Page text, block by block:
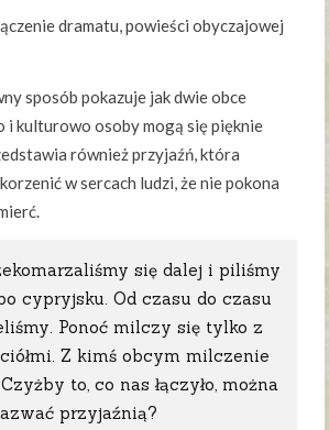
dramatu, powieści obyczajowej
sposób pokazuje jak dwie obce
i kulturowo osoby mogą się pięknie
również przyjaźń, która
w sercach ludzi, że nie pokona
się dalej i piliśmy
cypryjsku. Od czasu do czasu
Ponoć milczy się tylko z
Z kimś obcym milczenie
to, co nas łączyło, można
przyjaźnią?